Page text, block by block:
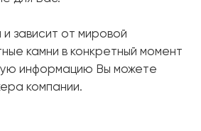
Белое золото, 750 проба
зависит от мировой
камни в конкретный момент
информацию Вы можете
компании.